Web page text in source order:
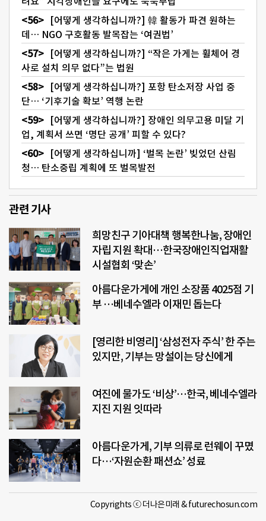
[어떻게 생각하십니까?] 韓 활동가 파견 원하는
데… NGO 구호활동 발목잡는 ‘여권법’
[어떻게 생각하십니까?] “작은 가게는 휠체어 경
사로 설치 의무 없다”는 법원
[어떻게 생각하십니까?] 포항 탄소저장 사업 중
단… ‘기후기술 확보’ 역행 논란
[어떻게 생각하십니까?] 장애인 의무고용 미달 기
업, 계획서 쓰면 ‘명단 공개’ 피할 수 있다?
[어떻게 생각하십니까] ‘벌목 논란’ 빚었던 산림
청… 탄소중립 계획에 또 벌목발전
관련 기사
희망친구 기아대책 행복한나눔, 장애인
자립 지원 확대…한국장애인직업재활
시설협회 ‘맞손’
아름다운가게에 개인 소장품 4025점 기
부 …베네수엘라 이재민 돕는다
[영리한 비영리] ‘삼성전자 주식’ 한 주는
있지만, 기부는 망설이는 당신에게
여진에 물가도 ‘비상’…한국, 베네수엘라
지진 지원 잇따라
아름다운가게, 기부 의류로 런웨이 꾸몄
다…‘자원순환 패션쇼’ 성료
Copyrights ⓒ 더나은미래 & futurechosun.com